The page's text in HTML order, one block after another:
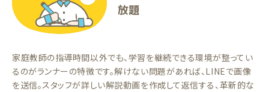
放題
家庭教師の指導時間以外でも、学習を継続できる環境が整ってい
るのがランナーの特徴です。解けない問題があれば、LINEで画像
を送信。スタッフが詳しい解説動画を作成して返信する、革新的な